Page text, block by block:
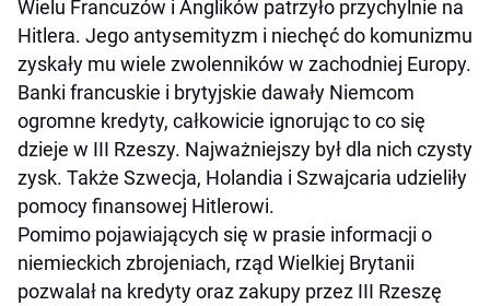
Wielu Francuzów i Anglików patrzyło przychylnie na
Hitlera. Jego antysemityzm i niechęć do komunizmu
zyskały mu wiele zwolenników w zachodniej Europy.
Banki francuskie i brytyjskie dawały Niemcom
ogromne kredyty, całkowicie ignorując to co się
dzieje w III Rzeszy. Najważniejszy był dla nich czysty
zysk. Także Szwecja, Holandia i Szwajcaria udzieliły
pomocy finansowej Hitlerowi.
Pomimo pojawiających się w prasie informacji o
niemieckich zbrojeniach, rząd Wielkiej Brytanii
pozwalał na kredyty oraz zakupy przez III Rzeszę